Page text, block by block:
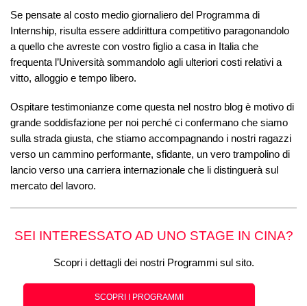
Se pensate al costo medio giornaliero del Programma di
Internship, risulta essere addirittura competitivo paragonandolo
a quello che avreste con vostro figlio a casa in Italia che
frequenta l’Università sommandolo agli ulteriori costi relativi a
vitto, alloggio e tempo libero.
Ospitare testimonianze come questa nel nostro blog è motivo di
grande soddisfazione per noi perché ci confermano che siamo
sulla strada giusta, che stiamo accompagnando i nostri ragazzi
verso un cammino performante, sfidante, un vero trampolino di
lancio verso una carriera internazionale che li distinguerà sul
mercato del lavoro.
SEI INTERESSATO AD UNO STAGE IN CINA?
Scopri i dettagli dei nostri Programmi sul sito.
SCOPRI I PROGRAMMI